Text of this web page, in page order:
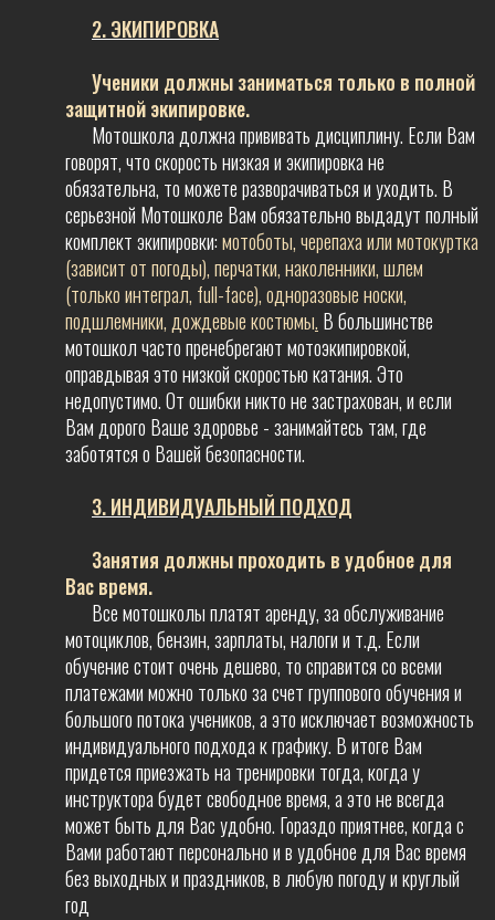
2. ЭКИПИРОВКА
Ученики должны заниматься только в полной
защитной экипировке.
Мотошкола должна прививать дисциплину. Если Вам
говорят, что скорость низкая и экипировка не
обязательна, то можете разворачиваться и уходить. В
серьезной Мотошколе Вам обязательно выдадут полный
комплект экипировки:мотоботы, черепаха или мотокуртка
(зависит от погоды), перчатки, наколенники, шлем
(только интеграл, full-face), одноразовые носки,
подшлемники, дождевые костюмы. В большинстве
мотошкол часто пренебрегают мотоэкипировкой,
оправдывая это низкой скоростью катания. Это
недопустимо. От ошибки никто не застрахован, и если
Вам дорого Ваше здоровье - занимайтесь там, где
заботятся о Вашей безопасности.
3. ИНДИВИДУАЛЬНЫЙ ПОДХОД
Занятия должны проходить в удобное для
Вас время.
Все мотошколы платят аренду, за обслуживание
мотоциклов, бензин, зарплаты, налоги и т.д. Если
обучение стоит очень дешево, то справится со всеми
платежами можно только за счет группового обучения и
большого потока учеников, а это исключает возможность
индивидуального подхода к графику. В итоге Вам
придется приезжать на тренировки тогда, когда у
инструктора будет свободное время, а это не всегда
может быть для Вас удобно. Гораздо приятнее, когда с
Вами работают персонально и в удобное для Вас время
без выходных и праздников, в любую погоду и круглый
год